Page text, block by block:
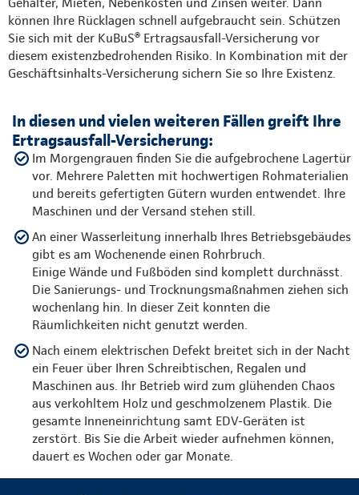
können Ihre Rücklagen schnell aufgebraucht sein. Schützen
Sie sich mit der KuBuS® Ertragsausfall-Versicherung vor
diesem existenzbedrohenden Risiko. In Kombination mit der
Geschäftsinhalts-Versicherung sichern Sie so Ihre Existenz.
In diesen und vielen weiteren Fällen greift Ihre
Ertragsausfall-Versicherung:
Im Morgengrauen finden Sie die aufgebrochene Lager­tür
vor. Mehrere Paletten mit hochwertigen Rohmaterialien
und bereits gefertigten Gütern wurden entwendet. Ihre
Maschinen und der Versand stehen still.
An einer Wasserleitung innerhalb Ihres Betriebsgebäudes
gibt es am Wochenende einen Rohrbruch.
Einige Wände und Fußböden sind komplett durchnässt.
Die Sanierungs- und Trocknungsmaßnahmen ziehen sich
wochenlang hin. In dieser Zeit konnten die
Räumlichkeiten nicht genutzt werden.
Nach einem elektrischen Defekt breitet sich in der Nacht
ein Feuer über Ihren Schreibtischen, Regalen und
Maschinen aus. Ihr Betrieb wird zum glühenden Chaos
aus verkohltem Holz und geschmolzenem Plastik. Die
gesamte Inneneinrichtung samt EDV-Geräten ist
zerstört. Bis Sie die Arbeit wieder aufnehmen können,
dauert es Wochen oder gar Monate.